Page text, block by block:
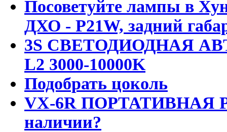
Посоветуйте лампы в
ДХО - P21W, задний
3S СВЕТОДИОДНАЯ
L2 3000-10000K
Подобрать цоколь
VX-6R ПОРТАТИВНАЯ
наличии?